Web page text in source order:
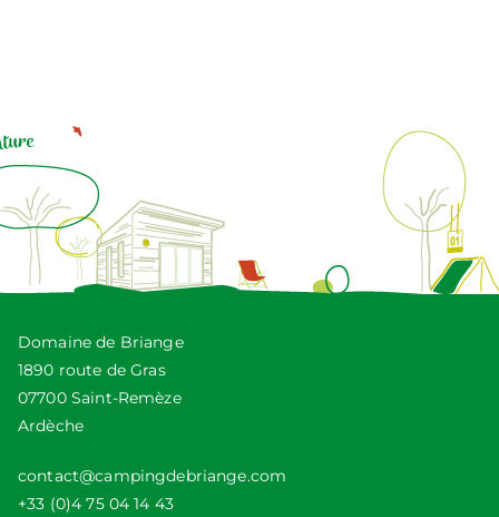
Domaine de Briange
1890 route de Gras
07700 Saint-Remèze
Ardèche
contact@campingdebriange.com
+33 (0)4 75 04 14 43